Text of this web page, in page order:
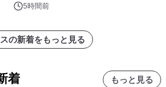
他）・分析レポートを発表
5時間前
の新着をもっと見る
着 もっと見る